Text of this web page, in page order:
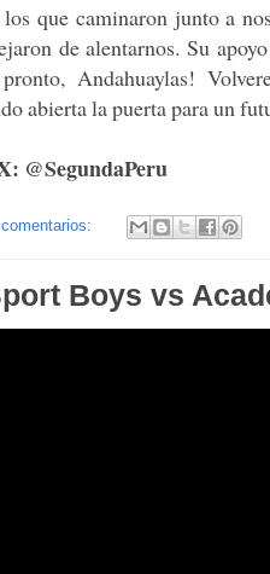
que caminaron junto a
de alentarnos. Su
Andahuaylas!
abierta la puerta para un
@SegundaPeru
Boys vs